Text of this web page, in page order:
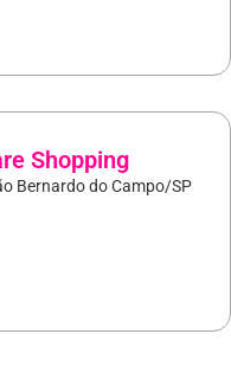
Shopping
Bernardo do Campo/SP